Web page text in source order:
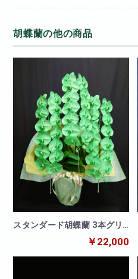
胡蝶蘭の他の商品
スタンダード胡蝶蘭 3本グリ
￥22,000